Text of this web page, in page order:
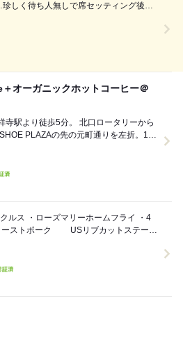
パイかチーズケーキは食べないといかん
...
オーガニックホットコーヒー＠
5分。 北口ロータリーから
PLAZAの先の元町通りを左折。100